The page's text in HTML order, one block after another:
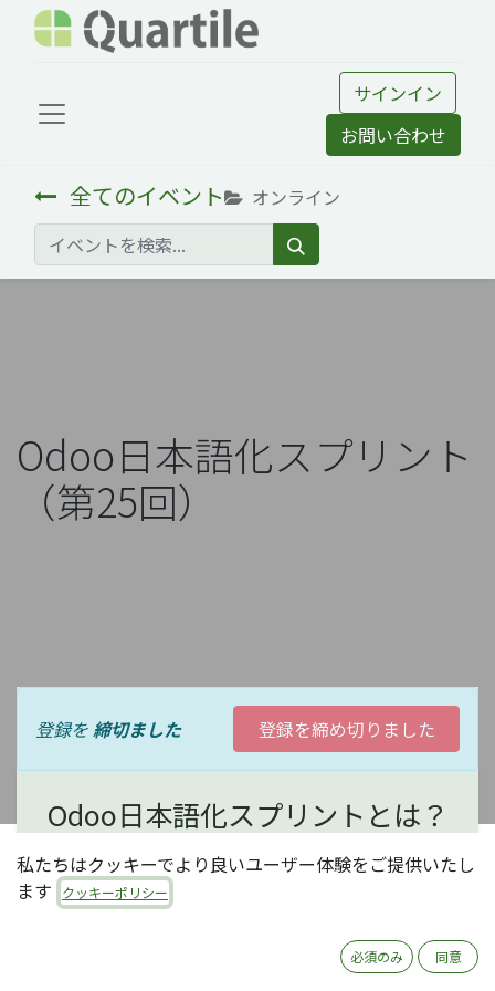
サインイン
お問い合わせ
全てのイベント オンライン
Odoo日本語化スプリント
（第25回）
登録を 締切ました 登録を締め切りました
Odoo日本語化スプリントとは？
オープンソースERP Odooの日本語化は、現状コミュ
ニティ有志の活動に依存しています。コミュニティ活
は、日本のほとんどのOdooユーザがメリットを享受
できる、大変有意義な活動で、誰でも参加可能です。
私たちはクッキーでより良いユーザー体験をご提供いたし
ます
クッキーポリシー
必須のみ 同意